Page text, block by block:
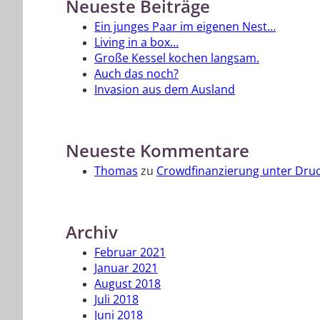
Neueste Beiträge
Ein junges Paar im eigenen Nest…
Living in a box…
Große Kessel kochen langsam.
Auch das noch?
Invasion aus dem Ausland
Neueste Kommentare
Thomas zu Crowdfinanzierung unter
Archiv
Februar 2021
Januar 2021
August 2018
Juli 2018
Juni 2018